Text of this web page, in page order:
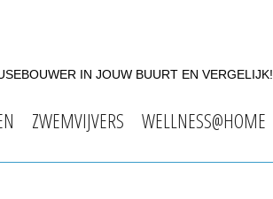
IN JOUW BUURT EN VERGELIJK!
ZWEMVIJVERS WELLNESS@HOME